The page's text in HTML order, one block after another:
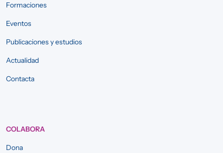
Formaciones
Eventos
Publicaciones y estudios
Actualidad
Contacta
COLABORA
Dona